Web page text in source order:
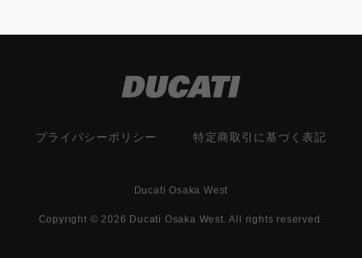
プライバシーポリシー 特定商取引に基づく表記
Ducati Osaka West
Copyright © 2026 Ducati Osaka West. All rights reserved.